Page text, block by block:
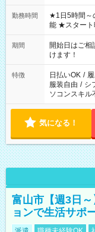
勤務時間
★1日5時間～の時短シフト
能 ★スタート
20:00 など 残業なし！ ※Wワークの
週40時間超の
間以上勤務は
（日雇い派遣
案内が難しい
期間
開始日はご
けます！
特徴 日払いOK /
服装自由 / シ
ソコンスキル
気になる！
富山市【週3日
ョンで生活サポ